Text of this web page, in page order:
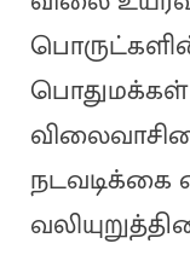
பொதுமக்கள்
நடவடிக்கை